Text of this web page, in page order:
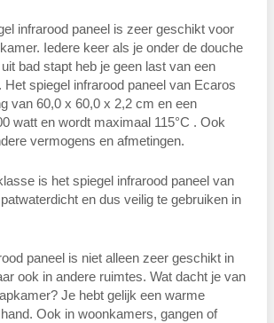
infrarood paneel is zeer geschikt voor
Iedere keer als je onder de douche
bad stapt heb je geen last van een
Het spiegel infrarood paneel van Ecaros
van 60,0 x 60,0 x 2,2 cm en een
watt en wordt maximaal 115°C . Ook
vermogens en afmetingen.
is het spiegel infrarood paneel van
en dus veilig te gebruiken in
paneel is niet alleen zeer geschikt in
ook in andere ruimtes. Wat dacht je van
Je hebt gelijk een warme
Ook in woonkamers, gangen of